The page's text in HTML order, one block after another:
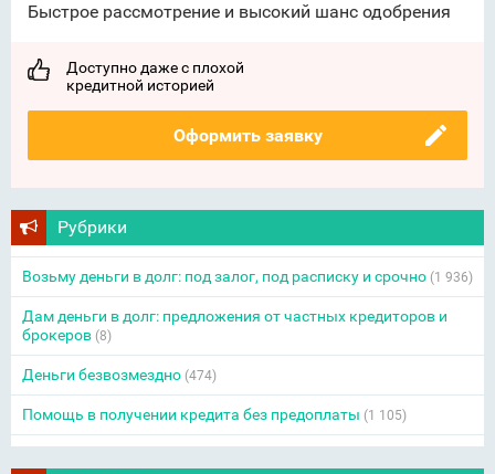
Быстрое рассмотрение и высокий шанс одобрения
Доступно даже с плохой
кредитной историей
Оформить заявку
Рубрики
Возьму деньги в долг: под залог, под расписку и срочно (1 936)
Дам деньги в долг: предложения от частных кредиторов и
брокеров (8)
Деньги безвозмездно (474)
Помощь в получении кредита без предоплаты (1 105)